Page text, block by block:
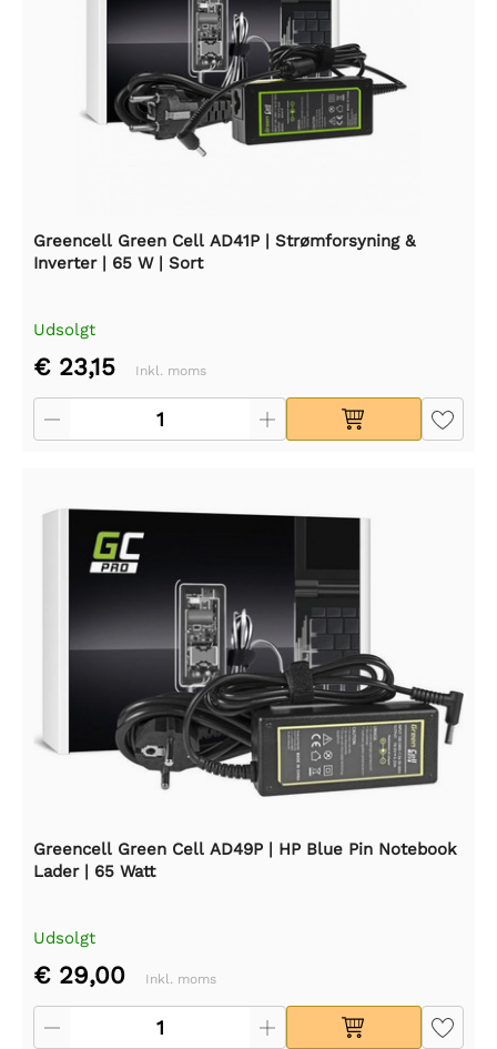
Greencell Green Cell AD41P | Strømforsyning &
Inverter | 65 W | Sort
Udsolgt
€ 23,15 Inkl. moms
Greencell Green Cell AD49P | HP Blue Pin Notebook
Lader | 65 Watt
Udsolgt
€ 29,00 Inkl. moms